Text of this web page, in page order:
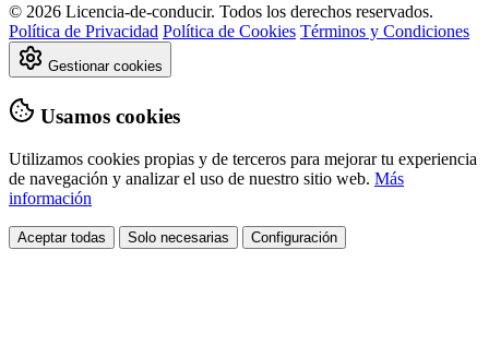
© 2026 Licencia-de-conducir. Todos los derechos reservados.
Política de Privacidad Política de Cookies Términos y Condiciones
Gestionar cookies
Usamos cookies
Utilizamos cookies propias y de terceros para mejorar tu experiencia
de navegación y analizar el uso de nuestro sitio web. Más
información
Aceptar todas Solo necesarias Configuración